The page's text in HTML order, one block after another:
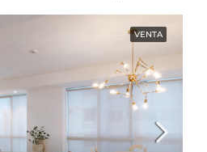
VENTA